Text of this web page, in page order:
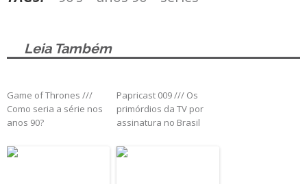
Leia Também
Game of Thrones ///
Como seria a série nos
anos 90?
Papricast 009 /// Os
primórdios da TV por
assinatura no Brasil